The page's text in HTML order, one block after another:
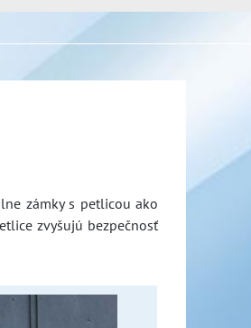
zámky s petlicou ako
zvyšujú bezpečnosť